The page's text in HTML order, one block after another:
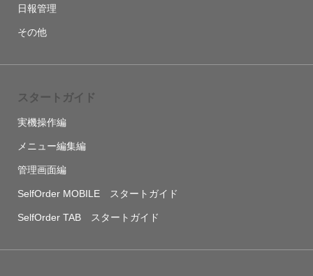
日報管理
その他
スタートガイド
実機操作編
メニュー編集編
管理画面編
SelfOrder MOBILE スタートガイド
SelfOrder TAB スタートガイド